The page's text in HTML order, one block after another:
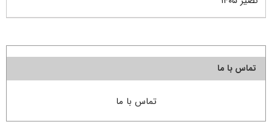
تماس با ما
تماس با ما